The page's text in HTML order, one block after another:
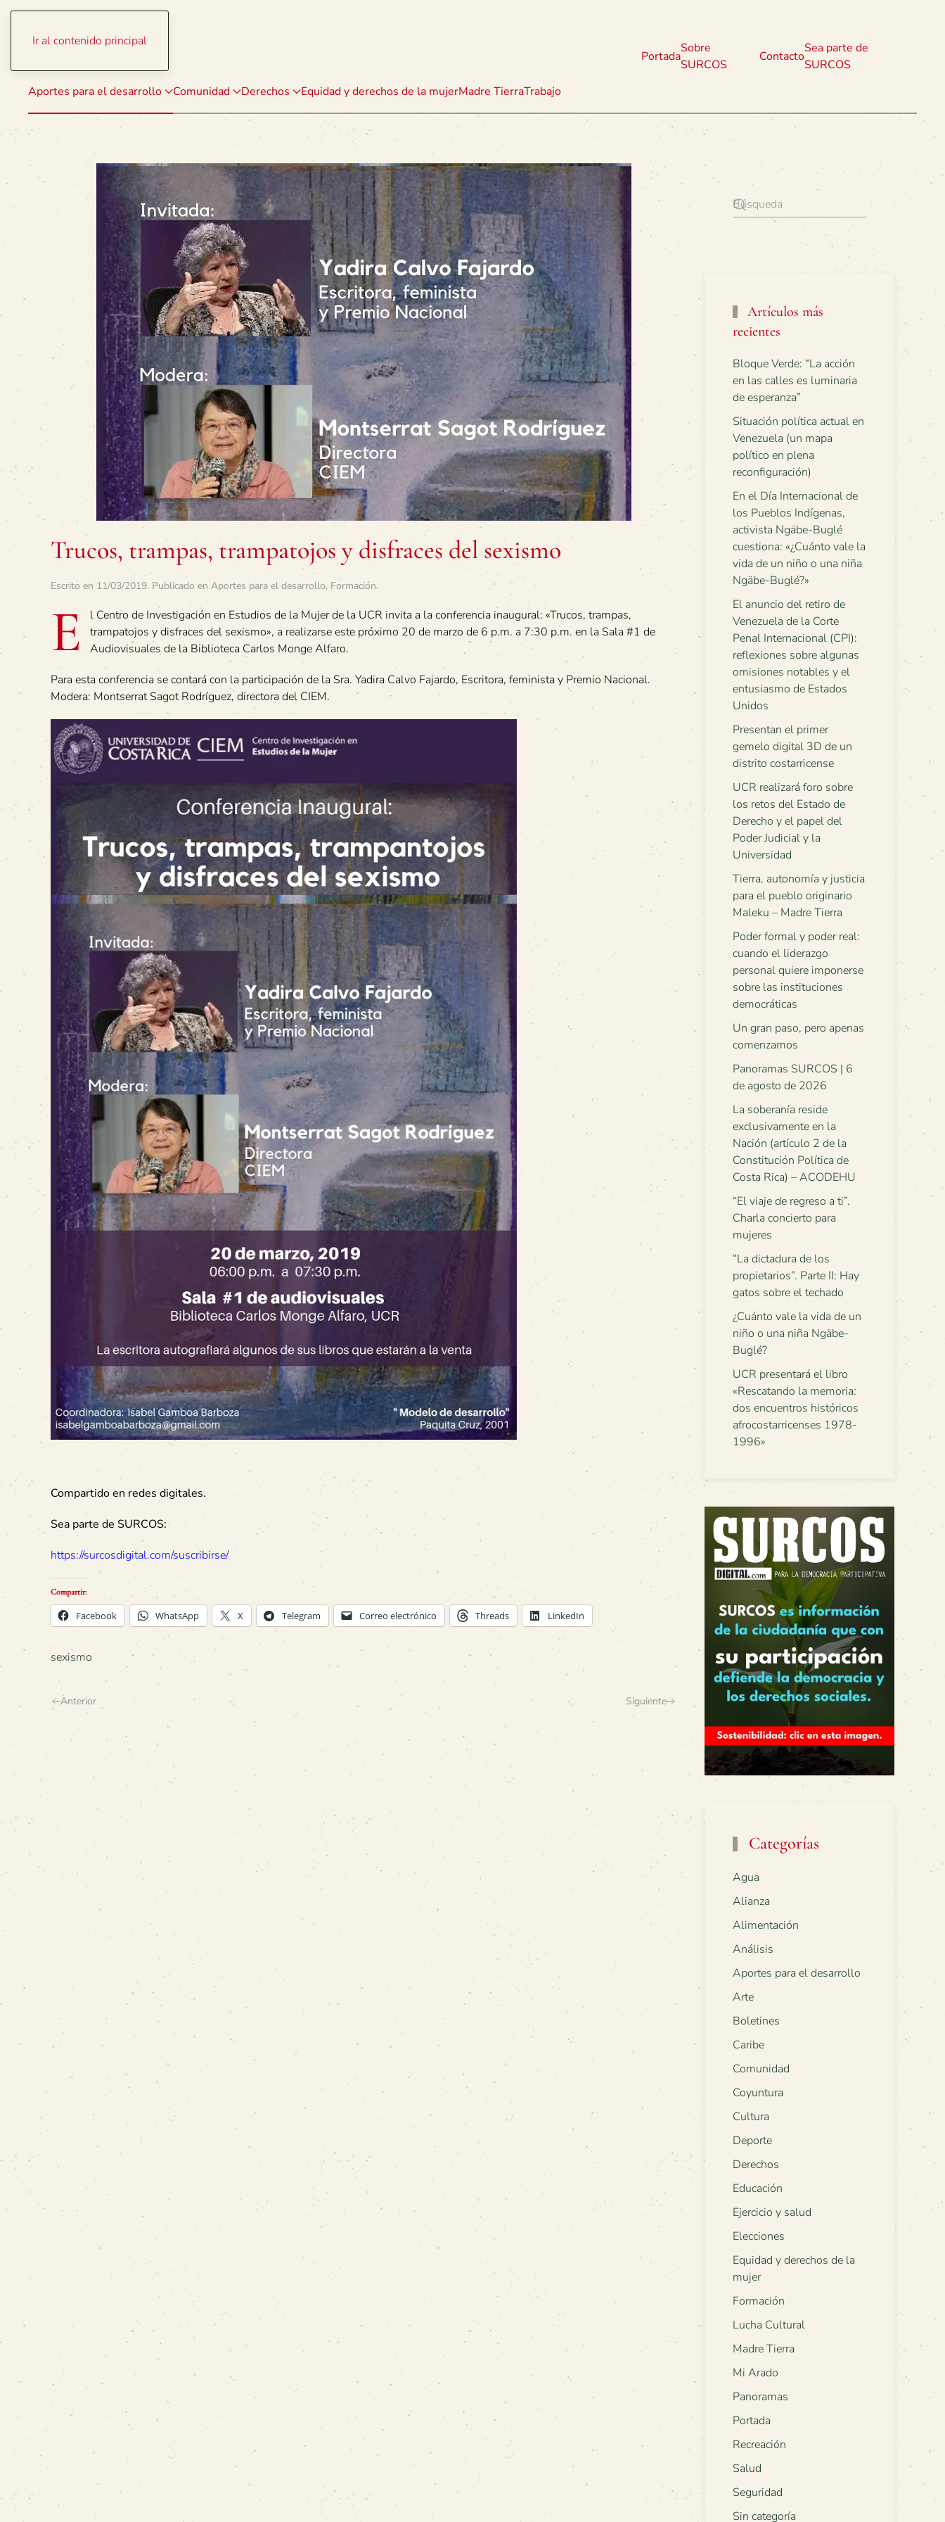
Ir al contenido principal
Aportes para el desarrollo Comunidad Derechos Equidad y derechos de la mujerMadre TierraTrabajo
Portada
Sobre
SURCOS
Contacto
Sea parte de
SURCOS
Trucos, trampas, trampatojos y disfraces del sexismo
Escrito en 11/03/2019. Publicado en Aportes para el desarrollo, Formación.
E
l Centro de Investigación en Estudios de la Mujer de la UCR invita a la conferencia inaugural: «Trucos, trampas,
trampatojos y disfraces del sexismo», a realizarse este próximo 20 de marzo de 6 p.m. a 7:30 p.m. en la Sala #1 de
Audiovisuales de la Biblioteca Carlos Monge Alfaro.
Para esta conferencia se contará con la participación de la Sra. Yadira Calvo Fajardo, Escritora, feminista y Premio Nacional.
Modera: Montserrat Sagot Rodríguez, directora del CIEM.
Compartido en redes digitales.
Sea parte de SURCOS:
https://surcosdigital.com/suscribirse/
Compartir:
Facebook WhatsApp X Telegram Correo electrónico Threads LinkedIn
sexismo
Anterior Siguiente
Artículos más
recientes
Bloque Verde: “La acción
en las calles es luminaria
de esperanza”
Situación política actual en
Venezuela (un mapa
político en plena
reconfiguración)
En el Día Internacional de
los Pueblos Indígenas,
activista Ngäbe-Buglé
cuestiona: «¿Cuánto vale la
vida de un niño o una niña
Ngäbe-Buglé?»
El anuncio del retiro de
Venezuela de la Corte
Penal Internacional (CPI):
reflexiones sobre algunas
omisiones notables y el
entusiasmo de Estados
Unidos
Presentan el primer
gemelo digital 3D de un
distrito costarricense
UCR realizará foro sobre
los retos del Estado de
Derecho y el papel del
Poder Judicial y la
Universidad
Tierra, autonomía y justicia
para el pueblo originario
Maleku – Madre Tierra
Poder formal y poder real:
cuando el liderazgo
personal quiere imponerse
sobre las instituciones
democráticas
Un gran paso, pero apenas
comenzamos
Panoramas SURCOS | 6
de agosto de 2026
La soberanía reside
exclusivamente en la
Nación (artículo 2 de la
Constitución Política de
Costa Rica) – ACODEHU
“El viaje de regreso a ti”.
Charla concierto para
mujeres
“La dictadura de los
propietarios”. Parte II: Hay
gatos sobre el techado
¿Cuánto vale la vida de un
niño o una niña Ngäbe-
Buglé?
UCR presentará el libro
«Rescatando la memoria:
dos encuentros históricos
afrocostarricenses 1978-
1996»
Categorías
Agua
Alianza
Alimentación
Análisis
Aportes para el desarrollo
Arte
Boletines
Caribe
Comunidad
Coyuntura
Cultura
Deporte
Derechos
Educación
Ejercicio y salud
Elecciones
Equidad y derechos de la
mujer
Formación
Lucha Cultural
Madre Tierra
Mi Arado
Panoramas
Portada
Recreación
Salud
Seguridad
Sin categoría